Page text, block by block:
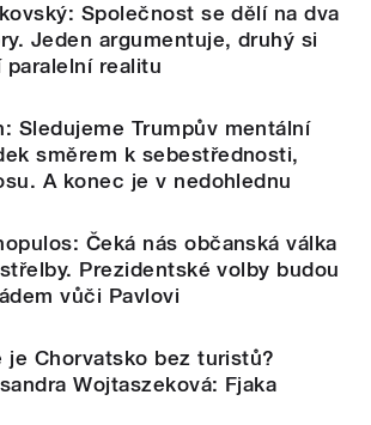
Společnost se dělí na dva
Jeden argumentuje, druhý si
paralelní realitu
Sledujeme Trumpův mentální
směrem k sebestřednosti,
A konec je v nedohlednu
Čeká nás občanská válka
Prezidentské volby budou
vůči Pavlovi
je Chorvatsko bez turistů?
Wojtaszeková: Fjaka